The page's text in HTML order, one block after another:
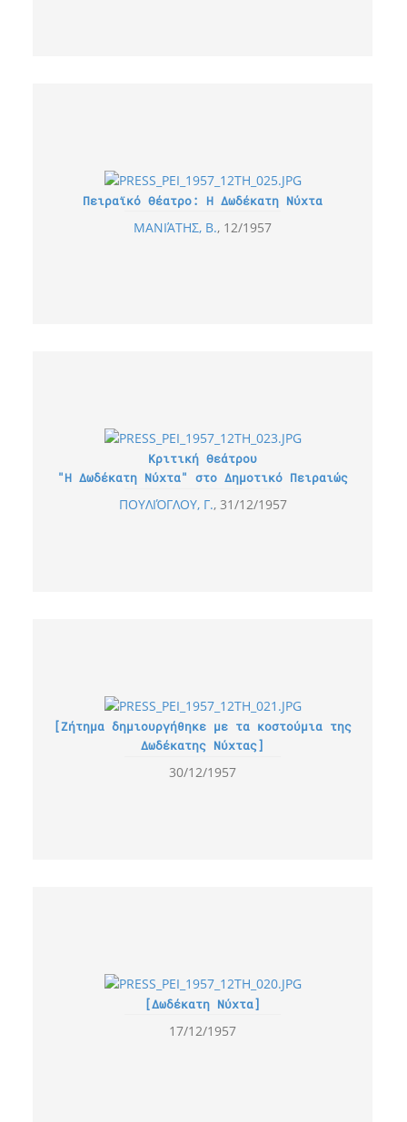
Πειραϊκό Θέατρο: Η Δωδέκατη Νύχτα
ΜΑΝΙΆΤΗΣ, Β. 12/1957
Κριτική Θεάτρου
"Η Δωδέκατη Νύχτα" στο Δημοτικό Πειραιώς
ΠΟΥΛΙΌΓΛΟΥ, Γ. 31/12/1957
[Ζήτημα δημιουργήθηκε με τα κοστούμια της
Δωδέκατης Νύχτας]
30/12/1957
[Δωδέκατη Νύχτα]
17/12/1957